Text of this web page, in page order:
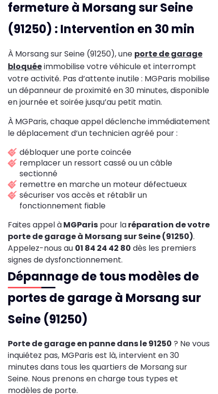
fermeture à Morsang sur Seine
(91250) : Intervention en 30 min
À Morsang sur Seine (91250), une porte de garage
bloquéeimmobilise votre véhicule et interrompt
votre activité. Pas d’attente inutile : MGParis mobilise
un dépanneur de proximité en 30 minutes, disponible
en journée et soirée jusqu’au petit matin.
À MGParis, chaque appel déclenche immédiatement
le déplacement d’un technicien agréé pour :
débloquer une porte coincée
remplacer un ressort cassé ou un câble
sectionné
remettre en marche un moteur défectueux
sécuriser vos accès et rétablir un
fonctionnement fiable
Faites appel àMGParis pour laréparation de votre
porte de garage à Morsang sur Seine (91250).
Appelez-nous au 01 84 24 42 80 dès les premiers
signes de dysfonctionnement.
Dépannage de tous modèles de
portes de garage à Morsang sur
Seine (91250)
Porte de garage en panne dans le 91250 ? Ne vous
inquiétez pas, MGParis est là, intervient en 30
minutes dans tous les quartiers de Morsang sur
Seine. Nous prenons en charge tous types et
modèles de porte.